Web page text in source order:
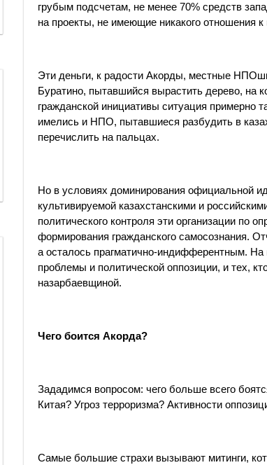
грубым подсчетам, не менее 70% средств
на проекты, не имеющие никакого отношения
Эти деньги, к радости Акорды, местные
Буратино, пытавшийся вырастить дерево, на
гражданской инициативы ситуация примерно
имелись и НПО, пытавшиеся разбудить в
перечислить на пальцах.
Но в условиях доминирования официальной
культивируемой казахстанскими и
политического контроля эти организации по
формирования гражданского самосознания.
а осталось прагматично-индифферентным.
проблемы и политической оппозиции, и тех,
назарбаевщиной.
Чего боится Акорда?
Зададимся вопросом: чего больше всего
Китая? Угроз терроризма? Активности
Самые большие страхи вызывают митинги,